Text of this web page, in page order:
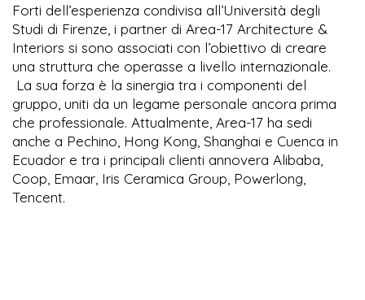
Forti dell’esperienza condivisa all’Università degli
Studi di Firenze, i partner di Area-17 Architecture &
Interiors si sono associati con l’obiettivo di creare
una struttura che operasse a livello internazionale.
La sua forza è la sinergia tra i componenti del
gruppo, uniti da un legame personale ancora prima
che professionale. Attualmente, Area-17 ha sedi
anche a Pechino, Hong Kong, Shanghai e Cuenca in
Ecuador e tra i principali clienti annovera Alibaba,
Coop, Emaar, Iris Ceramica Group, Powerlong,
Tencent.